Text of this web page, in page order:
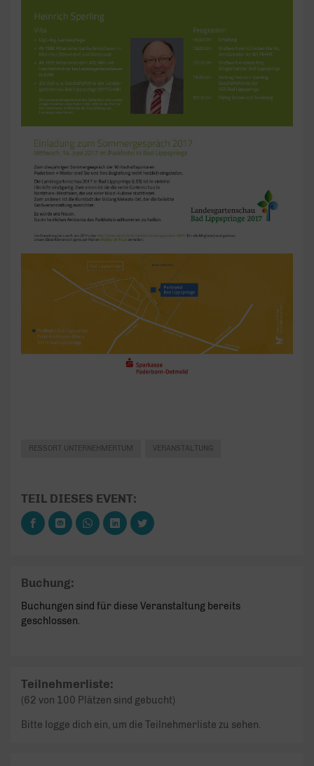
RESSORT UNTERNEHMERTUM VERANSTALTUNG
TEIL DIESES EVENT:
Buchung:
Buchungen sind für diese Veranstaltung bereits
geschlossen.
Teilnehmerliste:
(62 von 100 Plätzen sind gebucht)
Bitte logge dich ein, um die Teilnehmerliste zu sehen.